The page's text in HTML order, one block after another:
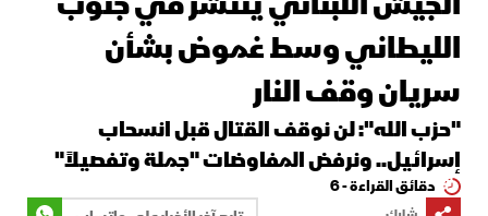
الليطاني وسط غموض بشأن
سريان وقف النار
"حزب الله": لن نوقف القتال قبل انسحاب
إسرائيل.. ونرفض المفاوضات "جملة وتفصيلاً"
دقائق القراءة - 6